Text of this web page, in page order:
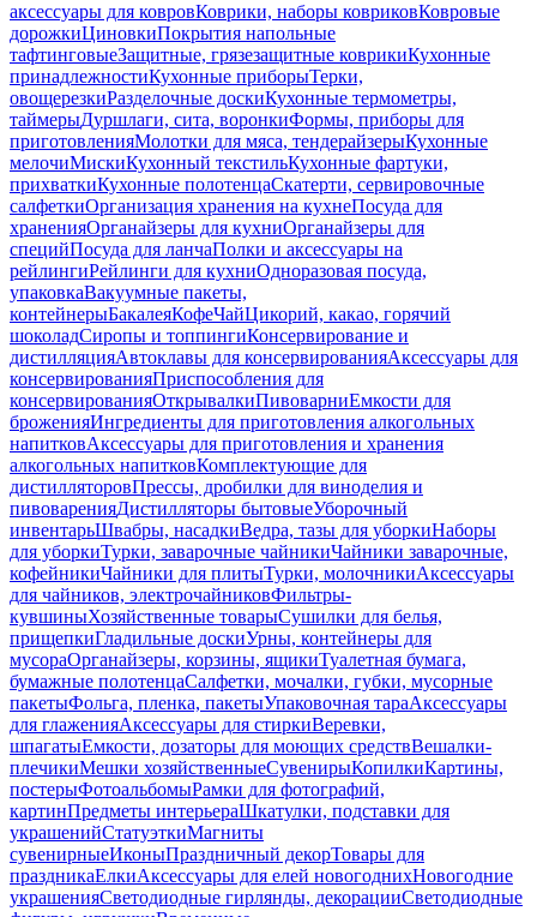
аксессуары для ковровКоврики, наборы ковриковКовровые
дорожкиЦиновкиПокрытия напольные
тафтинговыеЗащитные, грязезащитные коврикиКухонные
принадлежностиКухонные приборыТерки,
овощерезкиРазделочные доскиКухонные термометры,
таймерыДуршлаги, сита, воронкиФормы, приборы для
приготовленияМолотки для мяса, тендерайзерыКухонные
мелочиМискиКухонный текстильКухонные фартуки,
прихваткиКухонные полотенцаСкатерти, сервировочные
салфеткиОрганизация хранения на кухнеПосуда для
храненияОрганайзеры для кухниОрганайзеры для
специйПосуда для ланчаПолки и аксессуары на
рейлингиРейлинги для кухниОдноразовая посуда,
упаковкаВакуумные пакеты,
контейнерыБакалеяКофеЧайЦикорий, какао, горячий
шоколадСиропы и топпингиКонсервирование и
дистилляцияАвтоклавы для консервированияАксессуары для
консервированияПриспособления для
консервированияОткрывалкиПивоварниЕмкости для
броженияИнгредиенты для приготовления алкогольных
напитковАксессуары для приготовления и хранения
алкогольных напитковКомплектующие для
дистилляторовПрессы, дробилки для виноделия и
пивоваренияДистилляторы бытовыеУборочный
инвентарьШвабры, насадкиВедра, тазы для уборкиНаборы
для уборкиТурки, заварочные чайникиЧайники заварочные,
кофейникиЧайники для плитыТурки, молочникиАксессуары
для чайников, электрочайниковФильтры-
кувшиныХозяйственные товарыСушилки для белья,
прищепкиГладильные доскиУрны, контейнеры для
мусораОрганайзеры, корзины, ящикиТуалетная бумага,
бумажные полотенцаСалфетки, мочалки, губки, мусорные
пакетыФольга, пленка, пакетыУпаковочная тараАксессуары
для глаженияАксессуары для стиркиВеревки,
шпагатыЕмкости, дозаторы для моющих средствВешалки-
плечикиМешки хозяйственныеСувенирыКопилкиКартины,
постерыФотоальбомыРамки для фотографий,
картинПредметы интерьераШкатулки, подставки для
украшенийСтатуэткиМагниты
сувенирныеИконыПраздничный декорТовары для
праздникаЕлкиАксессуары для елей новогоднихНовогодние
украшенияСветодиодные гирлянды, декорацииСветодиодные